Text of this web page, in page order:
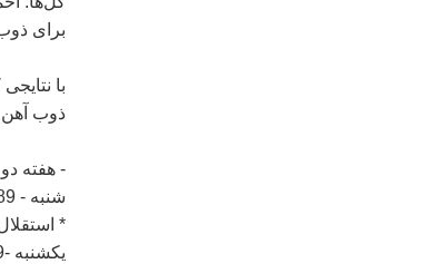
برای
ذوب آهن 6 امتیازی صدرنشین جدول رده بندی لیگ برتر شد.
- هفته
شنبه - 9/5/89
* استقلال
یکشنبه -10/5/89